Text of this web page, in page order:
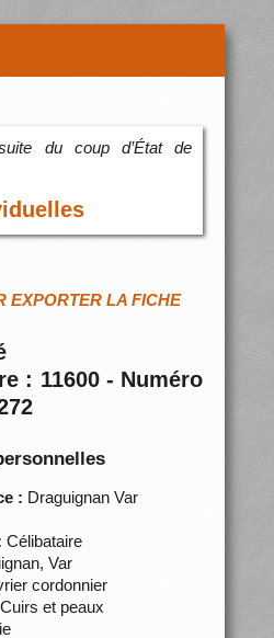
du coup d’État de
EXPORTER LA FICHE
: 11600 - Numéro
: Draguignan Var
Célibataire
Var
cordonnier
Cuirs et peaux